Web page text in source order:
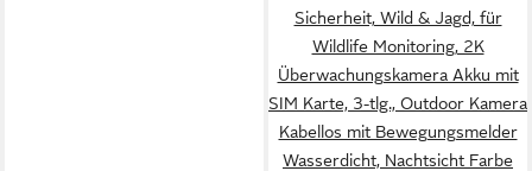
Sicherheit, Wild & Jagd, für
Wildlife Monitoring, 2K
Überwachungskamera Akku mit
SIM Karte, 3-tlg., Outdoor Kamera
Kabellos mit Bewegungsmelder
Wasserdicht, Nachtsicht Farbe